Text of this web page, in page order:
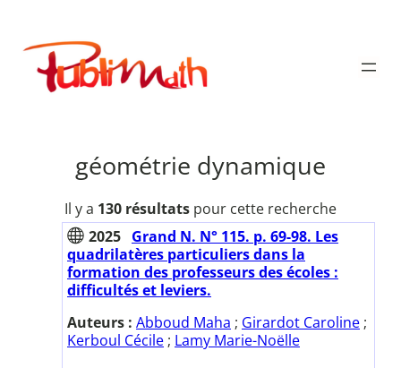
contenu
Publimath
géométrie dynamique
Il y a 130 résultats pour cette recherche
2025 Grand N. N° 115. p. 69-98. Les
quadrilatères particuliers dans la
formation des professeurs des écoles :
difficultés et leviers.
Auteurs : Abboud Maha ; Girardot Caroline ;
Kerboul Cécile ; Lamy Marie-Noëlle